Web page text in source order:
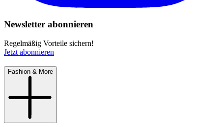
Newsletter abonnieren
Regelmäßig Vorteile sichern!
Jetzt abonnieren
Fashion & More